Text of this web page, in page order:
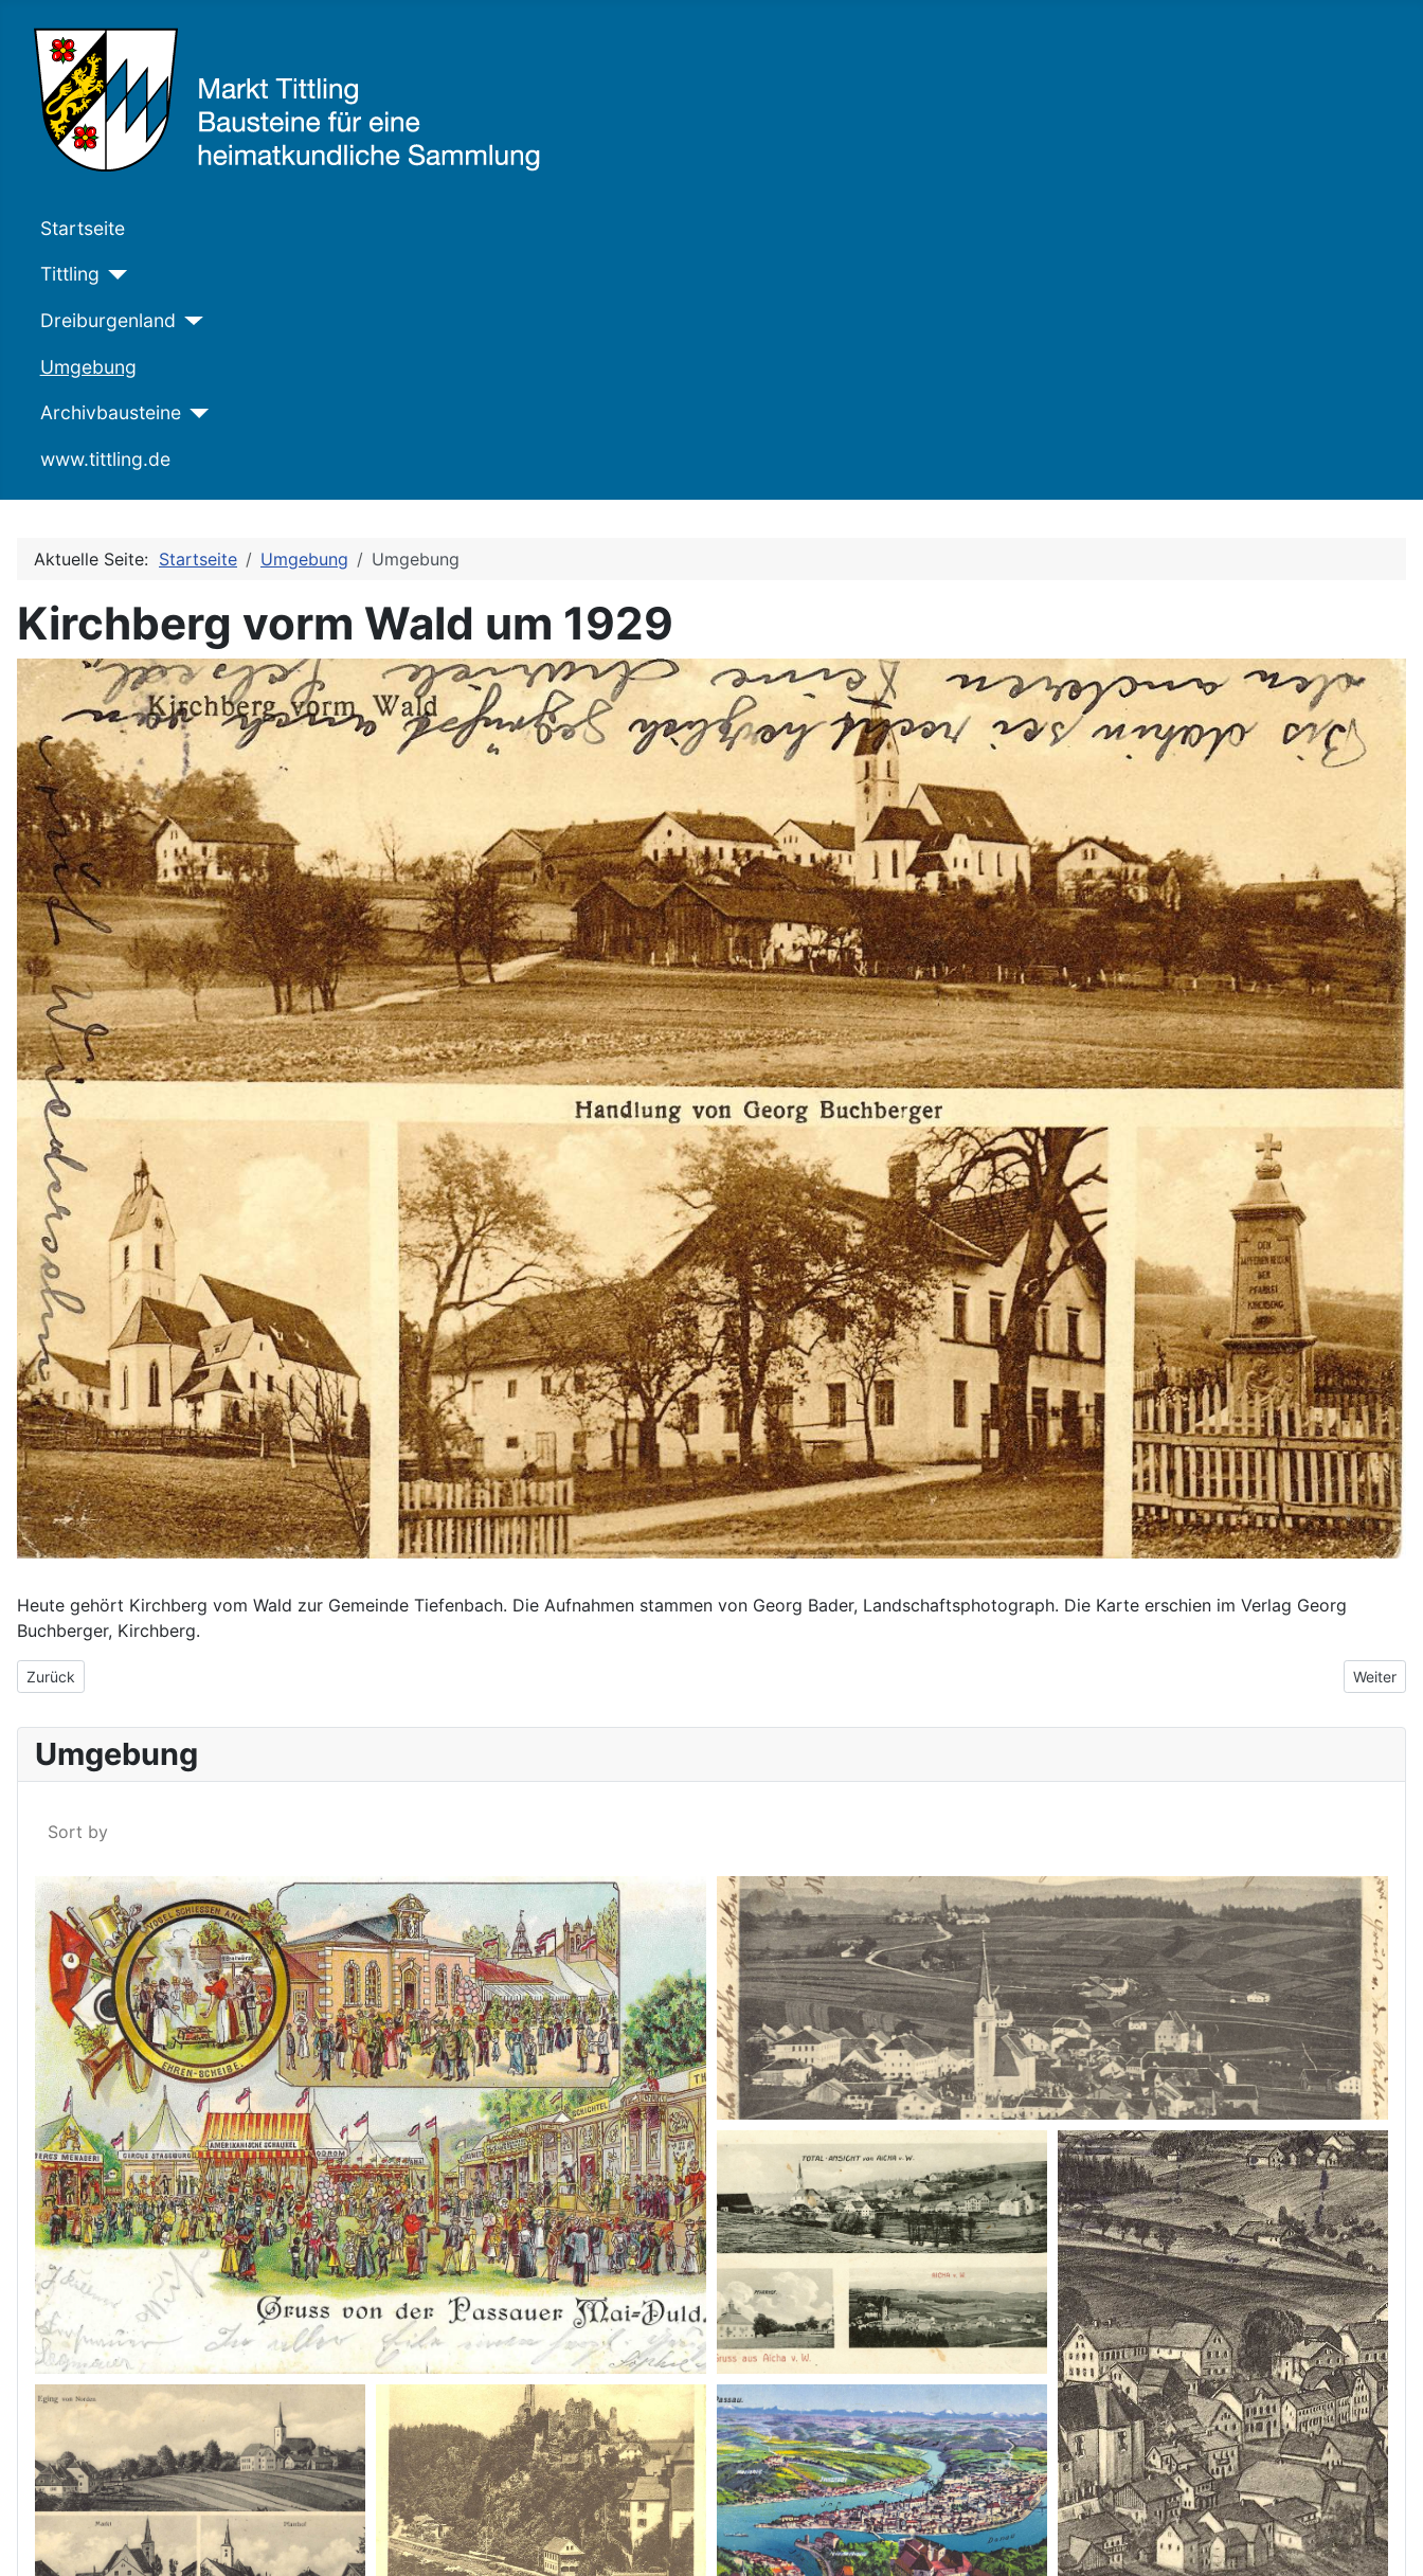
Startseite
Tittling
Dreiburgenland
Umgebung
Archivbausteine
www.tittling.de
Aktuelle Seite: Startseite Umgebung Umgebung
Kirchberg vorm Wald um 1929
Heute gehört Kirchberg vom Wald zur Gemeinde Tiefenbach. Die Aufnahmen stammen von Georg Bader, Landschaftsphotograph. Die Karte erschien im Verlag Georg
Buchberger, Kirchberg.
Vorheriger Beitrag: Gruß aus Langfurth um 1920
Zurück Nächster
Weiter
Umgebung
Sort by